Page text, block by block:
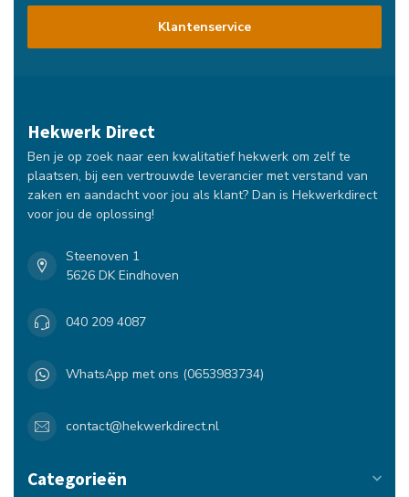
Klantenservice
Hekwerk Direct
Ben je op zoek naar een kwalitatief hekwerk om zelf te
plaatsen, bij een vertrouwde leverancier met verstand van
zaken en aandacht voor jou als klant? Dan is Hekwerkdirect
voor jou de oplossing!
Steenoven 1
5626 DK Eindhoven
040 209 4087
WhatsApp met ons (0653983734)
contact@hekwerkdirect.nl
Categorieën